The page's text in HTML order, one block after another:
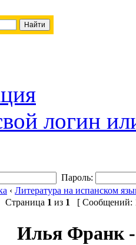
логин
Пароль:
‹ Литература на испанском
Страница 1 из 1 [ Сообщений:
Илья Франк -